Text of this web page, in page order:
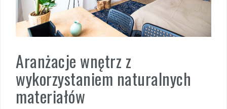
Aranżacje wnętrz z
wykorzystaniem naturalnych
materiałów